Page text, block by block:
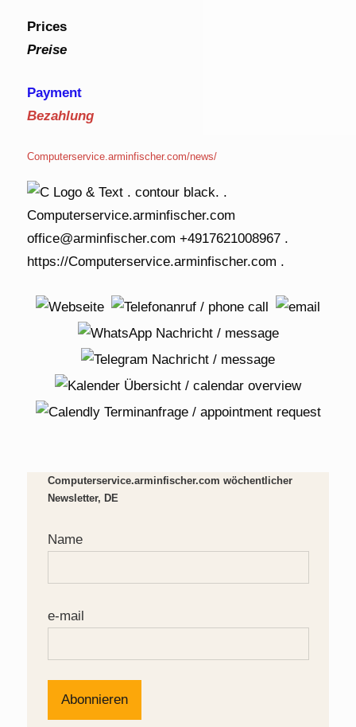
Prices
Preise
Payment
Bezahlung
Computerservice.arminfischer.com/news/
Computerservice.arminfischer.com wöchentlicher
Newsletter, DE
Name
e-mail